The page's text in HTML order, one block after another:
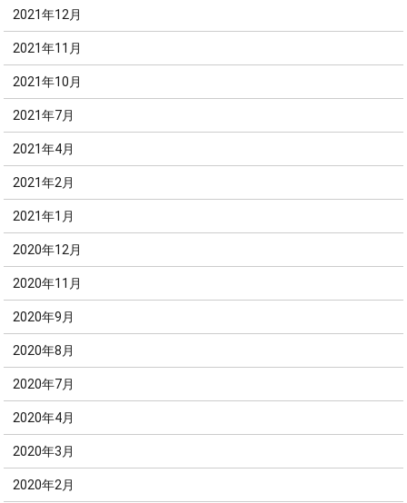
2021年12月
2021年11月
2021年10月
2021年7月
2021年4月
2021年2月
2021年1月
2020年12月
2020年11月
2020年9月
2020年8月
2020年7月
2020年4月
2020年3月
2020年2月